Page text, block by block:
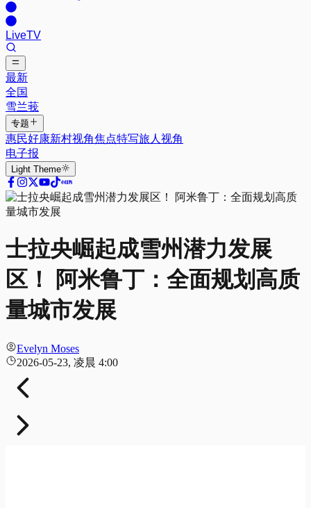
LiveTV
最新
全国
雪兰莪
专题
惠民好康新村视角焦点特写旅人视角
电子报
Light Theme
士拉央崛起成雪州潜力发展
区！ 阿米鲁丁：全面规划高质
量城市发展
Evelyn Moses
2026-05-23, 凌晨 4:00